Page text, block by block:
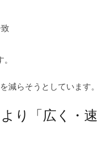
減らそうとしています。
り「広く・速